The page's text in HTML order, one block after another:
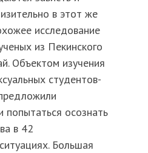
в этот же
исследование
из Пекинского
Объектом изучения
студентов-
попытаться осознать
в 42
Большая